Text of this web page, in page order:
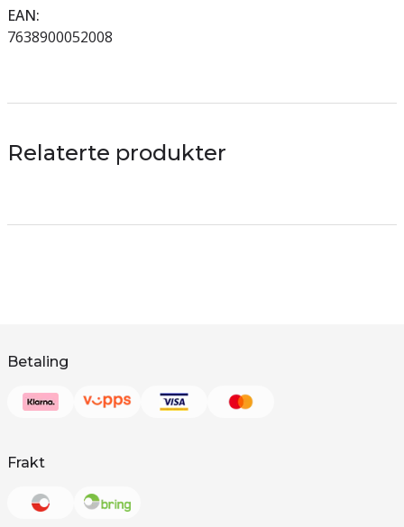
EAN
7638900052008
Relaterte produkter
Betaling
Frakt